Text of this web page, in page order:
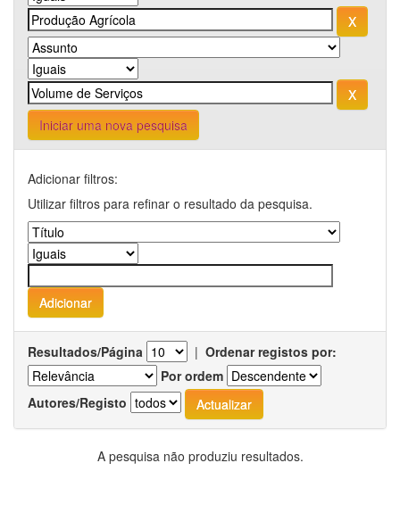
Iniciar uma nova pesquisa
Adicionar filtros:
Utilizar filtros para refinar o resultado da pesquisa.
Resultados/Página | Ordenar registos por:
Por ordem
Autores/Registo
A pesquisa não produziu resultados.